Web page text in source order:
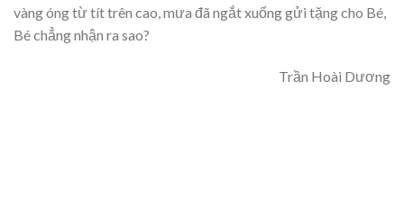
vàng óng từ tít trên cao, mưa đã ngắt xuống gửi tặng cho Bé,
Bé chẳng nhận ra sao?
Trần Hoài Dương